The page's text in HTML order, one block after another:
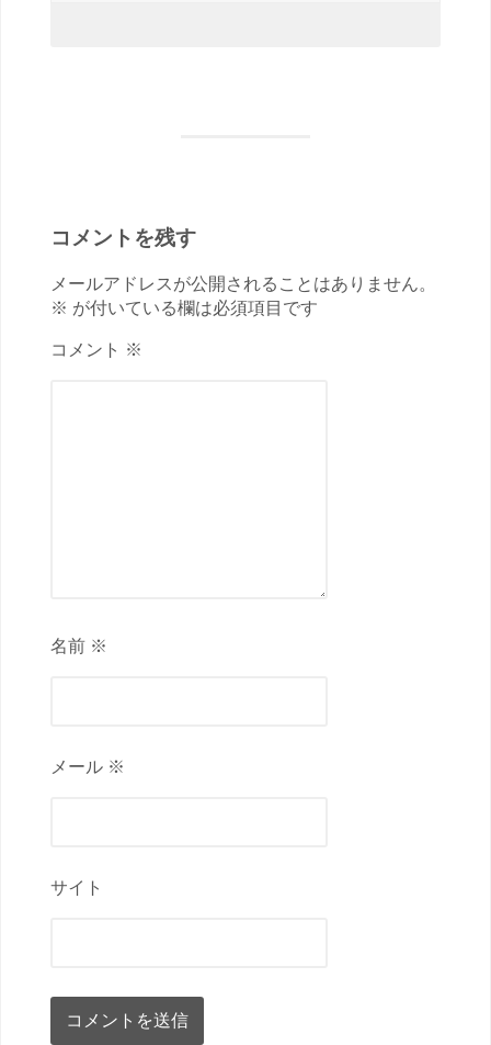
コメントを残す
メールアドレスが公開されることはありません。
※ が付いている欄は必須項目です
コメント ※
名前 ※
メール ※
サイト